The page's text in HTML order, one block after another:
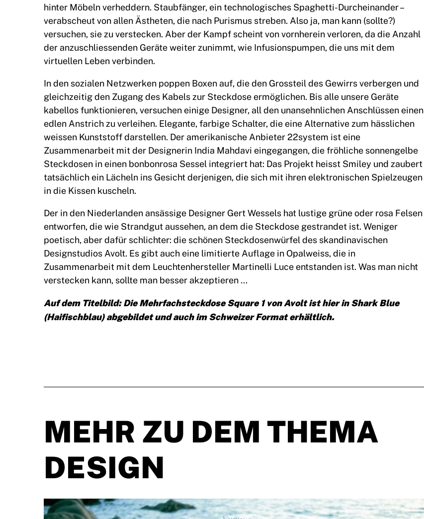
hinter Möbeln verheddern. Staubfänger, ein technologisches Spaghetti-Durcheinander –
verabscheut von allen Ästheten, die nach Purismus streben. Also ja, man kann (sollte?)
versuchen, sie zu verstecken. Aber der Kampf scheint von vornherein verloren, da die Anzahl
der anzuschliessenden Geräte weiter zunimmt, wie Infusionspumpen, die uns mit dem
virtuellen Leben verbinden.
In den sozialen Netzwerken poppen Boxen auf, die den Grossteil des Gewirrs verbergen und
gleichzeitig den Zugang des Kabels zur Steckdose ermöglichen. Bis alle unsere Geräte
kabellos funktionieren, versuchen einige Designer, all den unansehnlichen Anschlüssen einen
edlen Anstrich zu verleihen. Elegante, farbige Schalter, die eine Alternative zum hässlichen
weissen Kunststoff darstellen. Der amerikanische Anbieter 22system ist eine
Zusammenarbeit mit der Designerin India Mahdavi eingegangen, die fröhliche sonnengelbe
Steckdosen in einen bonbonrosa Sessel integriert hat: Das Projekt heisst Smiley und zaubert
tatsächlich ein Lächeln ins Gesicht derjenigen, die sich mit ihren elektronischen Spielzeugen
in die Kissen kuscheln.
Der in den Niederlanden ansässige Designer Gert Wessels hat lustige grüne oder rosa Felsen
entworfen, die wie Strandgut aussehen, an dem die Steckdose gestrandet ist. Weniger
poetisch, aber dafür schlichter: die schönen Steckdosenwürfel des skandinavischen
Designstudios Avolt. Es gibt auch eine limitierte Auflage in Opalweiss, die in
Zusammenarbeit mit dem Leuchtenhersteller Martinelli Luce entstanden ist. Was man nicht
verstecken kann, sollte man besser akzeptieren …
Auf dem Titelbild: Die Mehrfachsteckdose Square 1 von Avolt ist hier in Shark Blue
(Haifischblau) abgebildet und auch im Schweizer Format erhältlich.
MEHR ZU DEM THEMA
DESIGN